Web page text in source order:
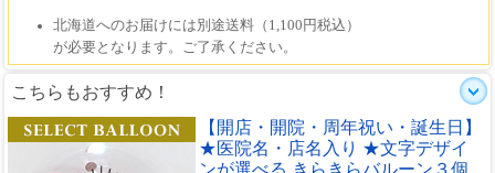
こちらもおすすめ！
【開店・開院・周年祝い・誕生日】
★医院名・店名入り ★文字デザイ
ンが選べる きらきらバルーン３個